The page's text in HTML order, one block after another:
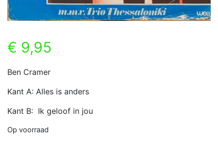
€ 9,95
Ben Cramer
Kant A: Alles is anders
Kant B: Ik geloof in jou
Op voorraad